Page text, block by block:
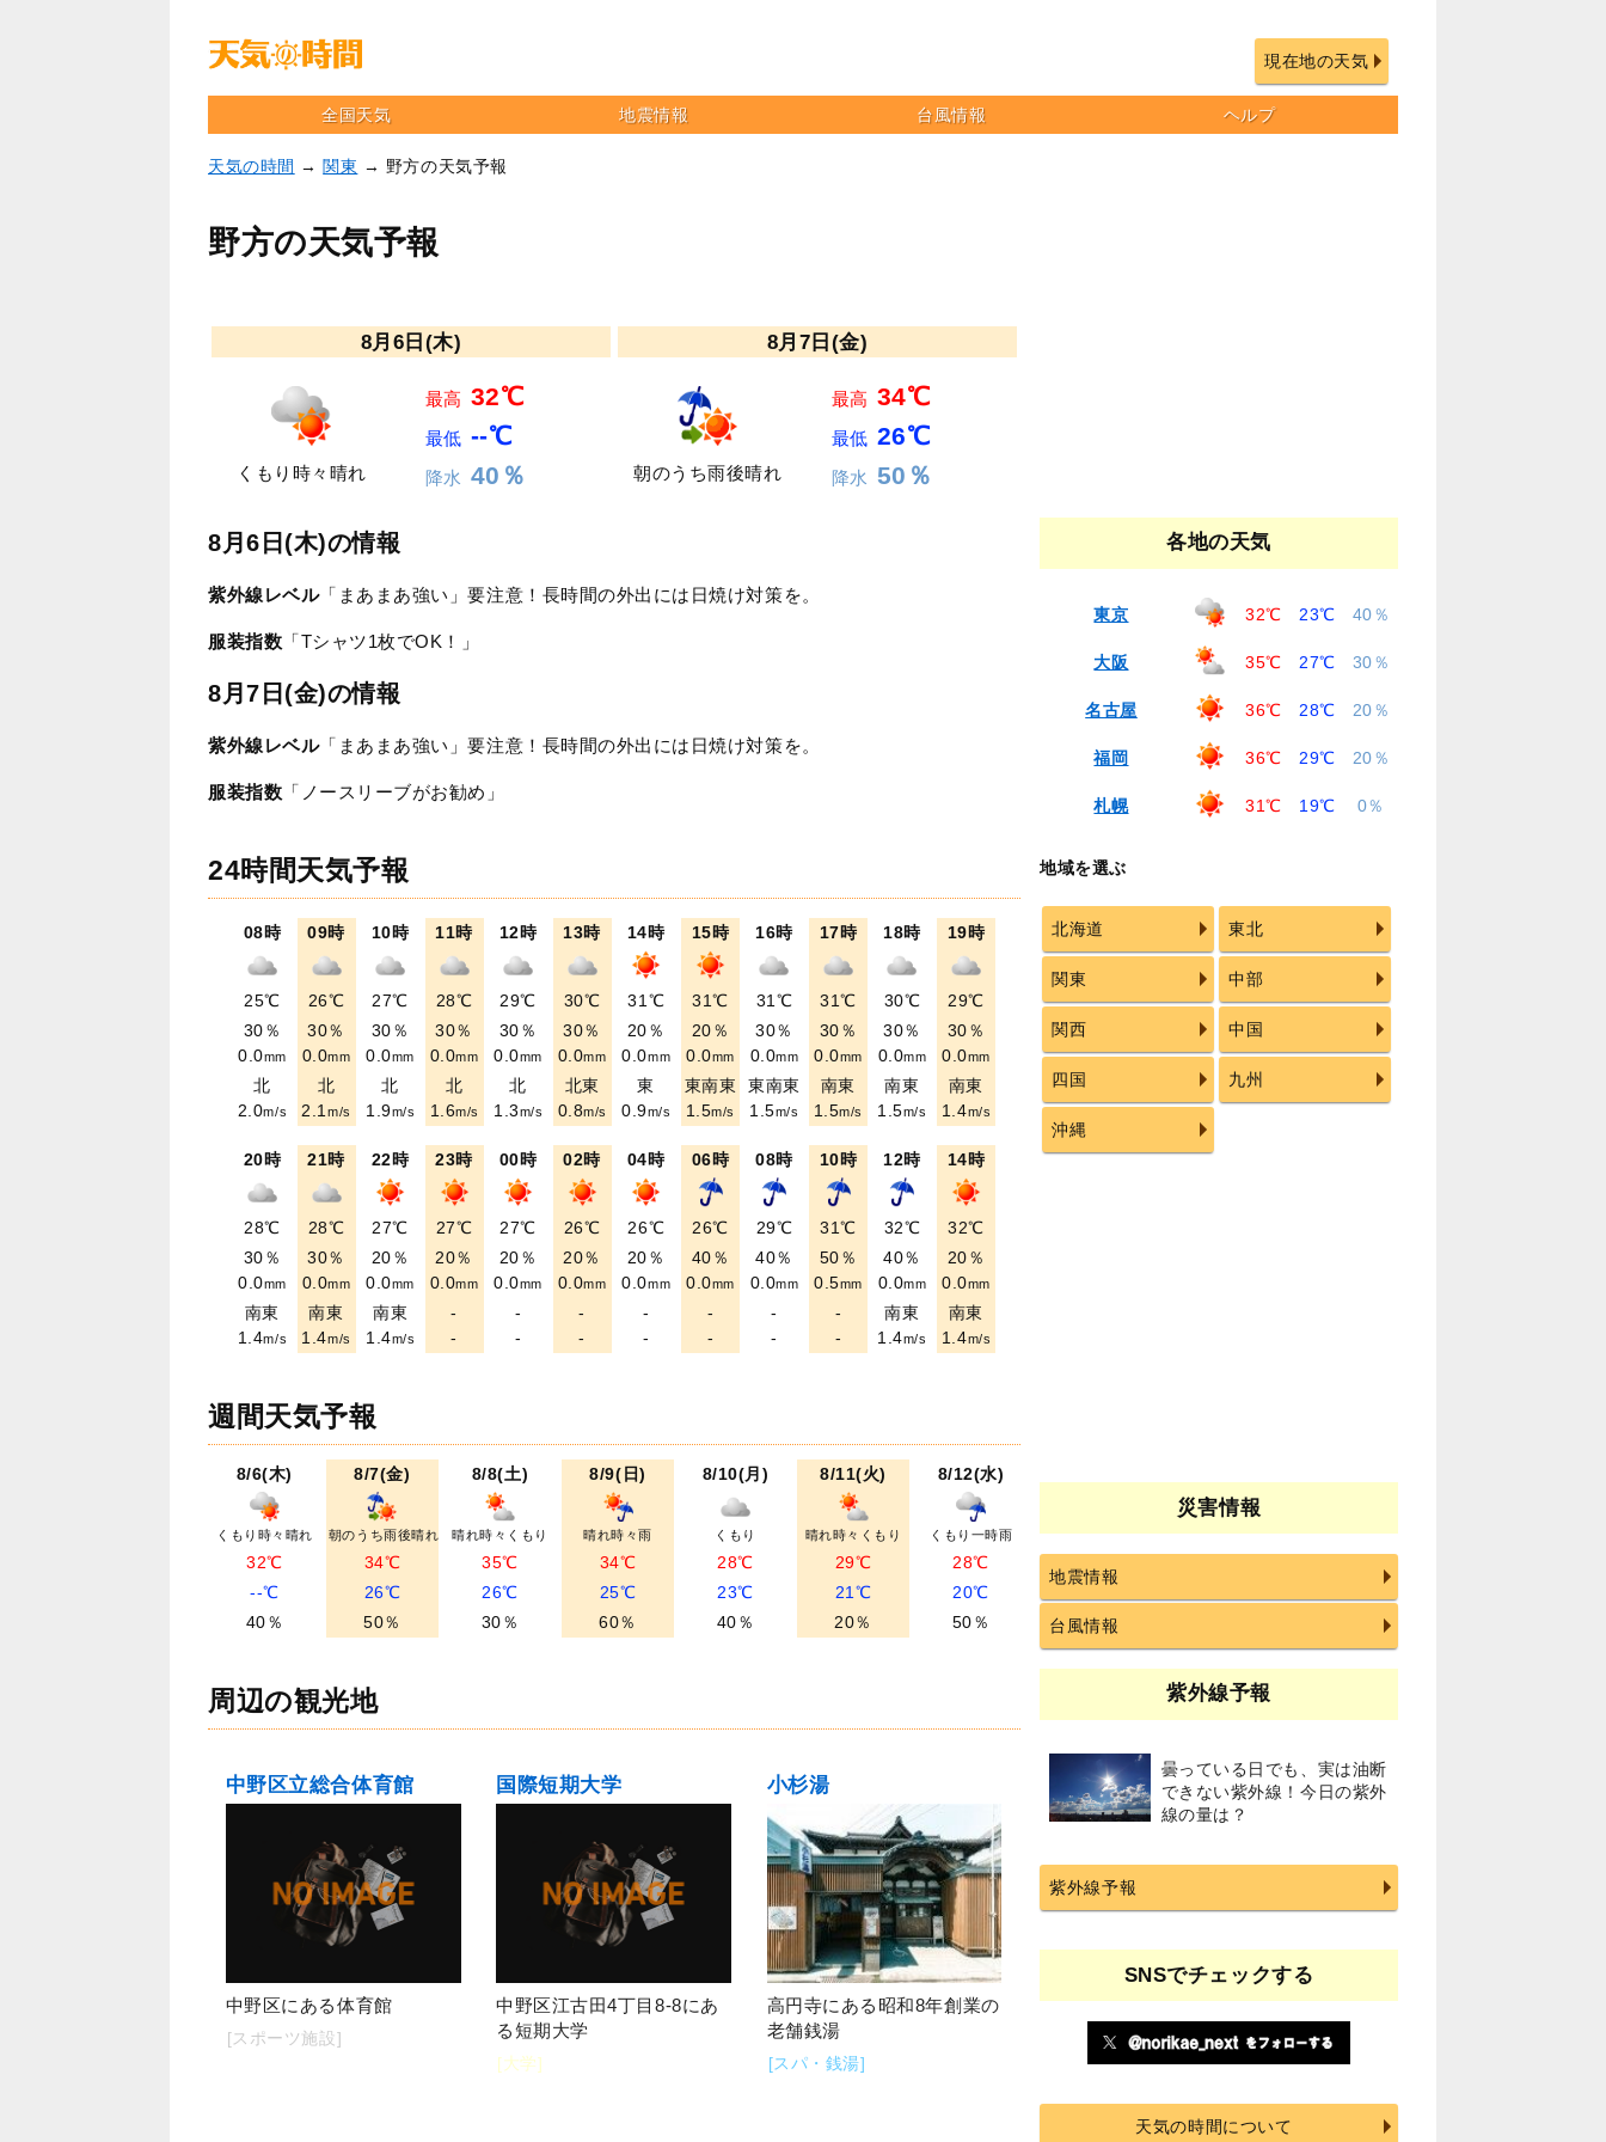
現在地の天気
全国天気 地震情報 台風情報 ヘルプ
天気の時間 → 関東 → 野方の天気予報
野方の天気予報
8月6日(木)
くもり時々晴れ
最高 32℃
最低 --℃
降水 40％
8月7日(金)
朝のうち雨後晴れ
最高 34℃
最低 26℃
降水 50％
8月6日(木)の情報
紫外線レベル「まあまあ強い」要注意！長時間の外出には日焼け対策を。
服装指数 「Tシャツ1枚でOK！」
8月7日(金)の情報
紫外線レベル「まあまあ強い」要注意！長時間の外出には日焼け対策を。
服装指数 「ノースリーブがお勧め」
24時間天気予報
08時
25℃
30％
0.0mm
北
2.0m/s
09時
26℃
30％
0.0mm
北
2.1m/s
10時
27℃
30％
0.0mm
北
1.9m/s
11時
28℃
30％
0.0mm
北
1.6m/s
12時
29℃
30％
0.0mm
北
1.3m/s
13時
30℃
30％
0.0mm
北東
0.8m/s
14時
31℃
20％
0.0mm
東
0.9m/s
15時
31℃
20％
0.0mm
東南東
1.5m/s
16時
31℃
30％
0.0mm
東南東
1.5m/s
17時
31℃
30％
0.0mm
南東
1.5m/s
18時
30℃
30％
0.0mm
南東
1.5m/s
19時
29℃
30％
0.0mm
南東
1.4m/s
20時
28℃
30％
0.0mm
南東
1.4m/s
21時
28℃
30％
0.0mm
南東
1.4m/s
22時
27℃
20％
0.0mm
南東
1.4m/s
23時
27℃
20％
0.0mm
-
-
00時
27℃
20％
0.0mm
-
-
02時
26℃
20％
0.0mm
-
-
04時
26℃
20％
0.0mm
-
-
06時
26℃
40％
0.0mm
-
-
08時
29℃
40％
0.0mm
-
-
10時
31℃
50％
0.5mm
-
-
12時
32℃
40％
0.0mm
南東
1.4m/s
14時
32℃
20％
0.0mm
南東
1.4m/s
週間天気予報
8/6(木)
くもり時々晴れ
32℃
--℃
40％
8/7(金)
朝のうち雨後晴れ
34℃
26℃
50％
8/8(土)
晴れ時々くもり
35℃
26℃
30％
8/9(日)
晴れ時々雨
34℃
25℃
60％
8/10(月)
くもり
28℃
23℃
40％
8/11(火)
晴れ時々くもり
29℃
21℃
20％
8/12(水)
くもり一時雨
28℃
20℃
50％
周辺の観光地
中野区立総合体育館
中野区にある体育館
[スポーツ施設]
国際短期大学
中野区江古田4丁目8-8にあ
る短期大学
[大学]
小杉湯
高円寺にある昭和8年創業の
老舗銭湯
[スパ・銭湯]
各地の天気
東京 32℃ 23℃ 40％
大阪 35℃ 27℃ 30％
名古屋 36℃ 28℃ 20％
福岡 36℃ 29℃ 20％
札幌 31℃ 19℃ 0％
地域を選ぶ
北海道 東北
関東 中部
関西 中国
四国 九州
沖縄
災害情報
地震情報
台風情報
紫外線予報
曇っている日でも、実は油断
できない紫外線！今日の紫外
線の量は？
紫外線予報
SNSでチェックする
天気の時間について